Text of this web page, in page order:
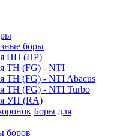
боры
ПН (HP)
ТН (FG) - NTI
ТН (FG) - NTI Abacus
ТН (FG) - NTI Turbo
УН (RA)
Боры для
боров